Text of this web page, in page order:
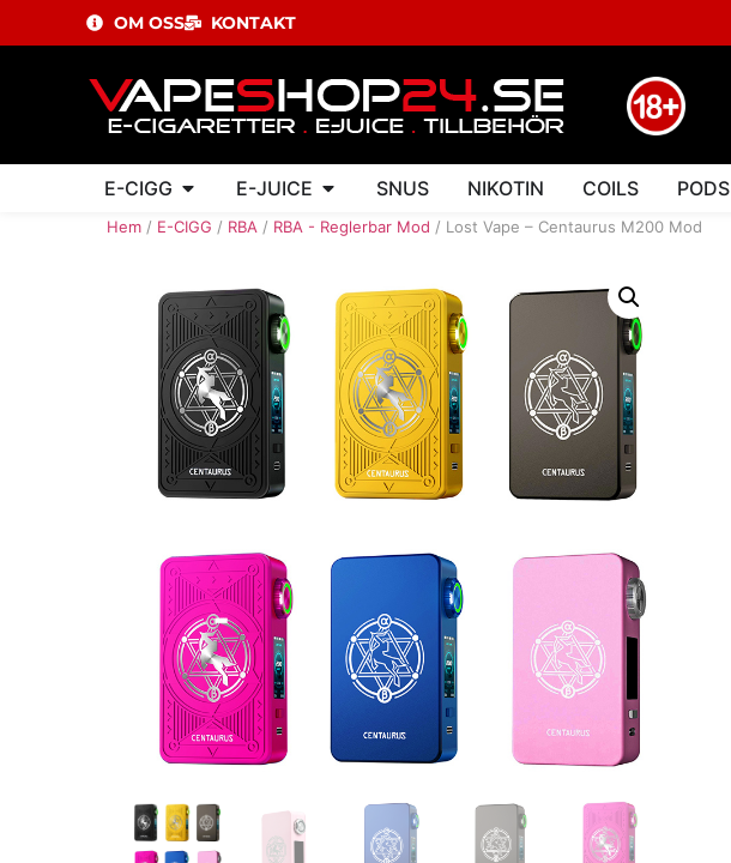
OM OSS KONTAKT
E-CIGG E-JUICE SNUS NIKOTIN COILS PODS
Hem / E-CIGG / RBA / RBA - Reglerbar Mod / Lost Vape – Centaurus M200 Mod